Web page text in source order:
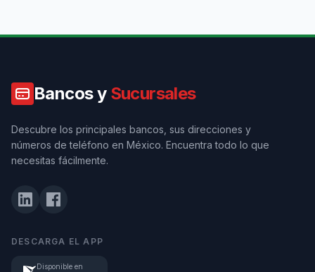
Bancos y Sucursales
Descubre los principales bancos, sus direcciones y
números de teléfono en México. Encuentra todo lo que
necesitas fácilmente.
DESCARGA EL APP
Disponible en